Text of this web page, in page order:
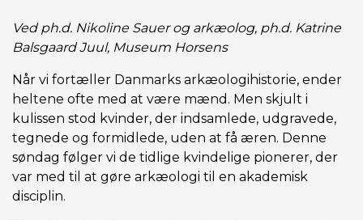
Ved ph.d. Nikoline Sauer og arkæolog, ph.d. Katrine
Balsgaard Juul, Museum Horsens
Når vi fortæller Danmarks arkæologihistorie, ender
heltene ofte med at være mænd. Men skjult i
kulissen stod kvinder, der indsamlede, udgravede,
tegnede og formidlede, uden at få æren. Denne
søndag følger vi de tidlige kvindelige pionerer, der
var med til at gøre arkæologi til en akademisk
disciplin.